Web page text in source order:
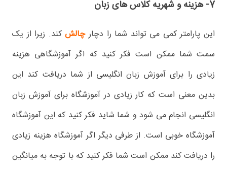
7- هزینه و شهریه کلاس های زبان
این پارامتر کمی می تواند شما را دچارچالشکند. زیرا از یک
سمت شما ممکن است فکر کنید که اگر آموزشگاهی هزینه
زیادی را برای آموزش زبان انگلیسی از شما دریافت کند این
بدین معنی است که کار زیادی در آموزشگاه برای آموزش زبان
انگلیسی انجام می شود و شما شاید فکر کنید که این آموزشگاه
آموزشگاه خوبی است. از طرفی دیگر اگر آموزشگاه هزینه زیادی
را دریافت کند ممکن است شما فکر کنید که با توجه به میانگین